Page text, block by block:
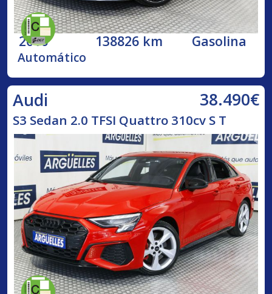
2016 138826 km Gasolina
Automático
Audi 38.490€
S3 Sedan 2.0 TFSI Quattro 310cv S T